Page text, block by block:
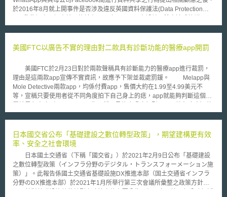
於2016年8月就上開事件是否涉及違反英國資料保護法(Data Protection
ICO調查結果是WhatsApp並無正當且合法之理由與Facebook進行資料
國用戶之資料予Facebook，並未直接違反英國資料保護法，因為WhatsApp
人權，即可容許。不過WhatsApp仍向ICO承諾將停止分享其用戶個人資訊
予Facebook，此協議將持續到GDPR生效為止，亦即此後WhatsApp與
Facebook間之資料共享若符合GDPR之規範，則可在基於安全防護之目的
下進行或是改善其產品與廣告行銷。 ICO調查專員Elizabeth Denham
指出WhatsApp不應與Facebook間進行資料共享之理由有三：一、
依據；二、WhatsApp並未向其用戶適當且公平地揭露其如何處理、分享用
資料共享之處理目的與當初WhatsApp獲取其用戶資料之目的，二者並不相
符。 惟歐盟其他國家對於WhatsApp之處置可能不若英國寬容。例如，
法國國家資訊自由委員會(Commission nationale de l'informatique et des
libertes，簡稱CNIL)正對其採取執法行動，而漢堡資料保護與資訊自由委員
會(Hamburg Commissioner of Data Protection and Freedom of
Information)將案件提交到高等行政法院，該法院並已禁止Facebook使用從
WhatsApp共享中所獲得之資料。
美國FTC以廣告不實的理由對二款具有診斷功能的醫療app開罰
美國FTC於2月23日對於兩款聲稱具有診斷能力的醫療app進行裁罰，
理由是這兩款app宣傳不實資訊，故應予下架並裁處罰鍰。 Melapp與
Mole Detective兩款app，均係付費app，售價大約在1.99至4.99美元不
等，宣稱只要使用者從不同角度拍下自己身上的痣，app就能夠判斷這個痣
機率，app將罹患黑色素瘤的風險區分為：高、中、低三級。但FTC認為業
目前為止，Melapp與Mole Detective的開發業者都已經繳納罰鍰，但發行商
L-Health拒絕繳納這項罰款，因此FTC的委員會在經過表決之後，決定在
2015年2月23日向北伊利諾州地方法院提起訴訟，請求法院執行此項由FTC
作成的裁罰。 具有診斷效果的app在美國其實開發已久，但在此案前，
尚未見到行政機關對之積極的加以管制，此次由FTC出面對於廣告不實的部
分加以裁罰，而非由主管藥物、醫材的FDA進行裁罰，或許與眾人的想像不
同，但從FTC的這個行動，我們也發現美國政府已開始關切此類宣稱具有醫
日本國交省公布「基礎建設之數位轉型政策」，期望建構更有效
率、安全之社會環境
日本國土交通省（下稱「國交省」）於2021年2月9日公布「基礎建設
之數位轉型政策（インフラ分野のデジタル・トランスフォーメーション施
策）」。此報告係國土交通省基礎設施DX推進本部（国土交通省インフラ
分野のDX推進本部）於2021年1月所舉行第三次會議所彙整之政策方針。